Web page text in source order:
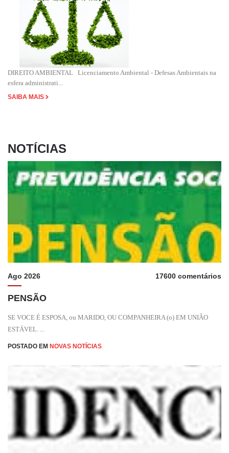
DIREITO AMBIENTAL Licenciamento Ambiental - Defesas Ambientais na
esfera administrati...
SAIBA MAIS
NOTÍCIAS
Ago 2026 17600 comentários
PENSÃO
SE VOCE É ESPOSA, ou MARIDO, OU COMPANHEIRA (o) EM UNIÃO
ESTÁVEL. ...
POSTADO EM NOVAS NOTÍCIAS